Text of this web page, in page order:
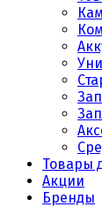
Товары
Акции
Бренды